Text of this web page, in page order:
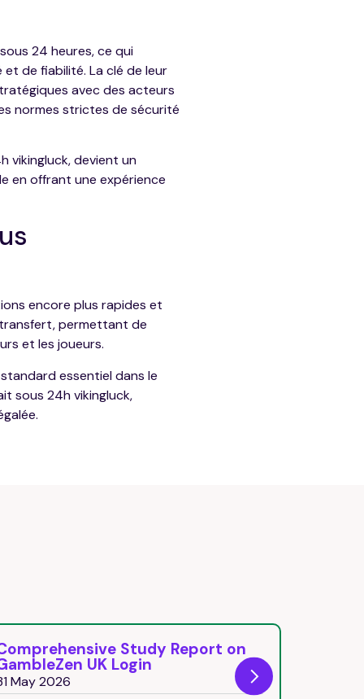
24 heures, ce qui
de fiabilité. La clé de leur
avec des acteurs
normes strictes de sécurité
vikingluck, devient un
en offrant une expérience
encore plus rapides et
permettant de
et les joueurs.
essentiel dans le
sous 24h vikingluck,
Study Report on
UK Login
May 2026